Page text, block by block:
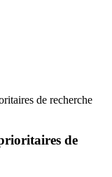
de recherche
de